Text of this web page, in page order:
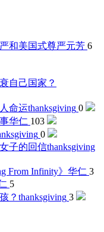
和美国式尊严元芳 6
自己国家？
命运thanksgiving 0
华仁 103
0
子的回信thanksgiving
From Infinity》 华仁 3
5
？ thanksgiving 3